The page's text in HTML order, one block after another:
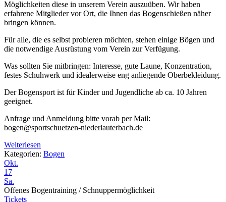
Möglichkeiten diese in unserem Verein auszuüben. Wir haben
erfahrene Mitglieder vor Ort, die Ihnen das Bogenschießen näher
bringen können.
Für alle, die es selbst probieren möchten, stehen einige Bögen und
die notwendige Ausrüstung vom Verein zur Verfügung.
Was sollten Sie mitbringen: Interesse, gute Laune, Konzentration,
festes Schuhwerk und idealerweise eng anliegende Oberbekleidung.
Der Bogensport ist für Kinder und Jugendliche ab ca. 10 Jahren
geeignet.
Anfrage und Anmeldung bitte vorab per Mail:
bogen@sportschuetzen-niederlauterbach.de
Weiterlesen
Kategorien: Bogen
Okt.
17
Sa.
Offenes Bogentraining / Schnuppermöglichkeit
Tickets